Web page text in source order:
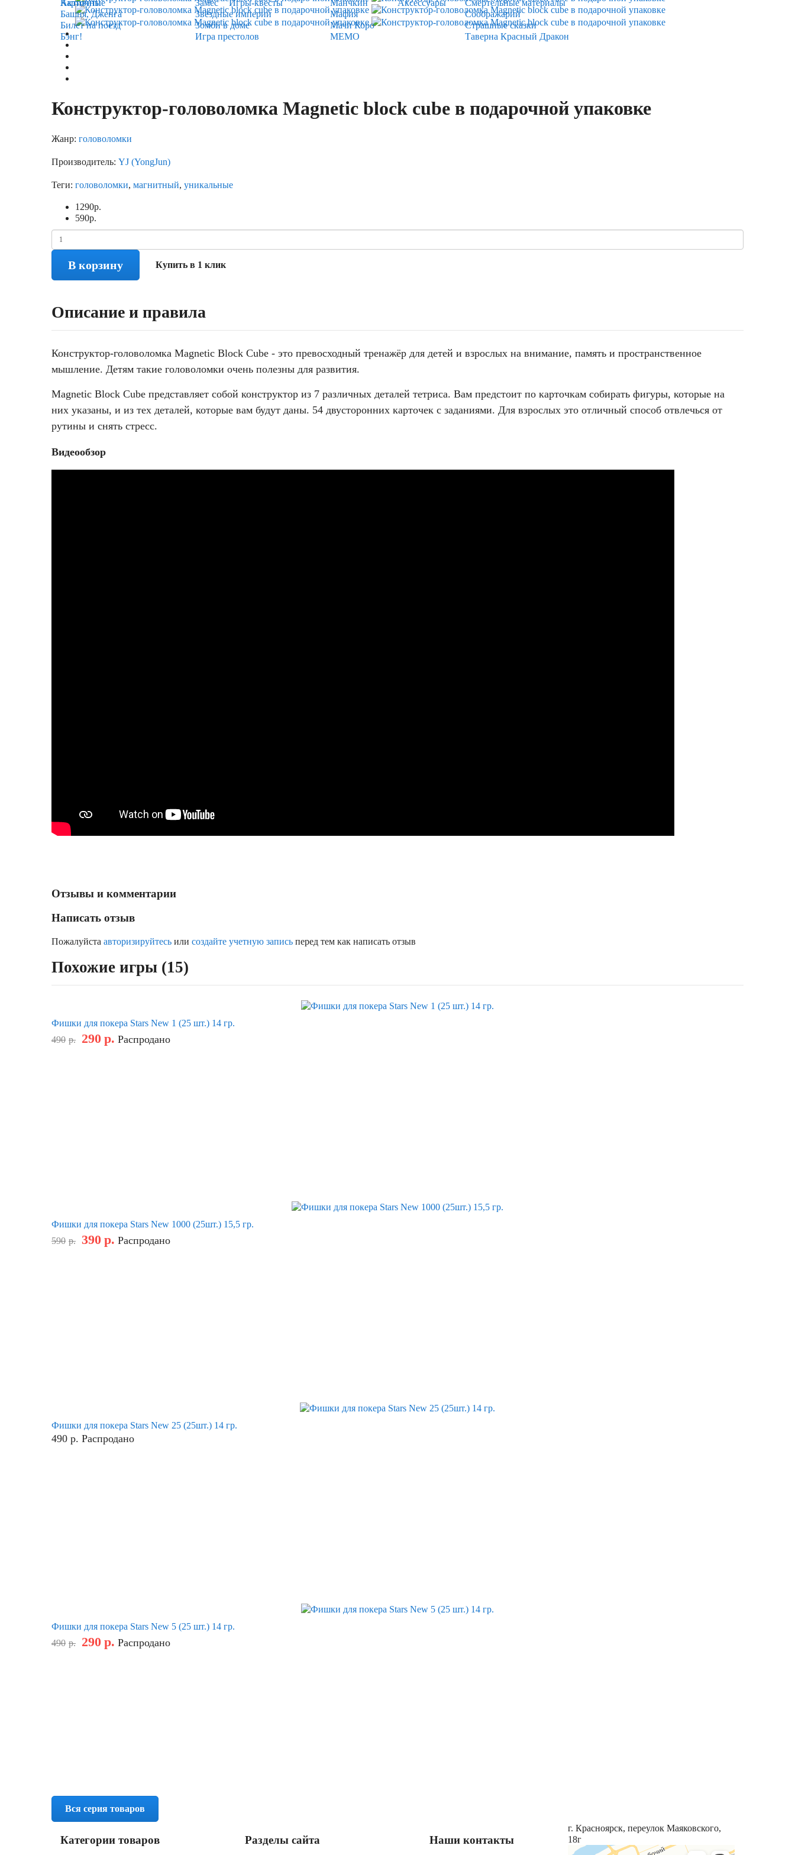
Карточные
Игры-квесты
Аксессуары
Активити
Башня, Дженга
Билет на поезд
Бэнг!
Замес
Звёздные империи
Зомби в доме
Игра престолов
Манчкин
Мафия
Мачи Коро
МЕМО
Смертельные материалы
Соображарий
Страшные сказки
Таверна Красный Дракон
Конструктор-головоломка Magnetic block cube в подарочной упаковке
Жанр: головоломки
Производитель: YJ (YongJun)
Теги: головоломки, магнитный, уникальные
1290р.
590р.
В корзину Купить в 1 клик
Описание и правила
Конструктор-головоломка Magnetic Block Cube - это превосходный тренажёр для детей и взрослых на внимание, память и пространственное
мышление. Детям такие головоломки очень полезны для развития.
Magnetic Block Cube представляет собой конструктор из 7 различных деталей тетриса. Вам предстоит по карточкам собирать фигуры, которые на
них указаны, и из тех деталей, которые вам будут даны. 54 двусторонних карточек с заданиями. Для взрослых это отличный способ отвлечься от
рутины и снять стресс.
Видеообзор
Отзывы и комментарии
Написать отзыв
Пожалуйста авторизируйтесь или создайте учетную запись перед тем как написать отзыв
Похожие игры (15)
Фишки для покера Stars New 1 (25 шт.) 14 гр.
490 р. 290 р. Распродано
Фишки для покера Stars New 1000 (25шт.) 15,5 гр.
590 р. 390 р. Распродано
Фишки для покера Stars New 25 (25шт.) 14 гр.
490 р. Распродано
Фишки для покера Stars New 5 (25 шт.) 14 гр.
490 р. 290 р. Распродано
Вся серия товаров
Категории товаров Разделы сайта Наши контакты
г. Красноярск, переулок Маяковского,
18г